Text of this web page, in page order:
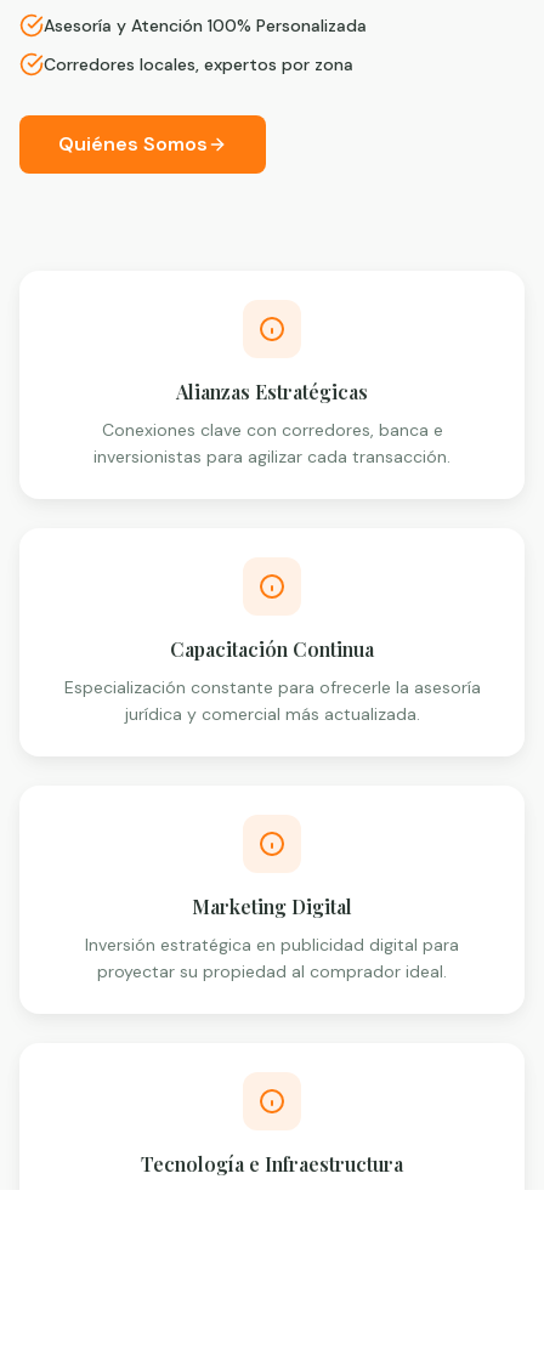
Asesoría y Atención 100% Personalizada
Corredores locales, expertos por zona
Quiénes Somos
Alianzas Estratégicas
Conexiones clave con corredores, banca e
inversionistas para agilizar cada transacción.
Capacitación Continua
Especialización constante para ofrecerle la asesoría
jurídica y comercial más actualizada.
Marketing Digital
Inversión estratégica en publicidad digital para
proyectar su propiedad al comprador ideal.
Tecnología e Infraestructura